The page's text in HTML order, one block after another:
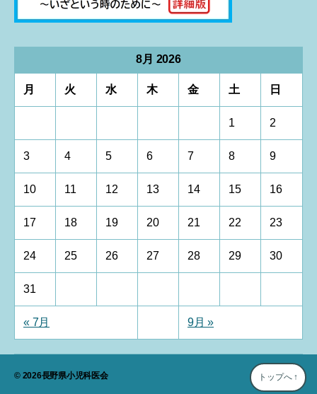
8月 2026
月 火 水 木 金 土 日
1 2
3 4 5 6 7 8 9
10 11 12 13 14 15 16
17 18 19 20 21 22 23
24 25 26 27 28 29 30
31
« 7月 9月 »
© 2026長野県小児科医会 トップへ ↑